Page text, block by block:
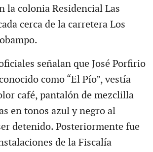
la colonia Residencial Las
cerca de la carretera Los
señalan que José Porfirio
como “El Pío”, vestía
café, pantalón de mezclilla
en tonos azul y negro al
detenido. Posteriormente fue
de la Fiscalía